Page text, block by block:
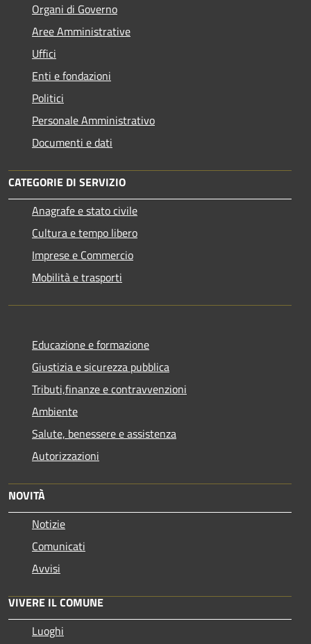
Organi di Governo
Aree Amministrative
Uffici
Enti e fondazioni
Politici
Personale Amministrativo
Documenti e dati
CATEGORIE DI SERVIZIO
Anagrafe e stato civile
Cultura e tempo libero
Imprese e Commercio
Mobilità e trasporti
Educazione e formazione
Giustizia e sicurezza pubblica
Tributi,finanze e contravvenzioni
Ambiente
Salute, benessere e assistenza
Autorizzazioni
NOVITÀ
Notizie
Comunicati
Avvisi
VIVERE IL COMUNE
Luoghi